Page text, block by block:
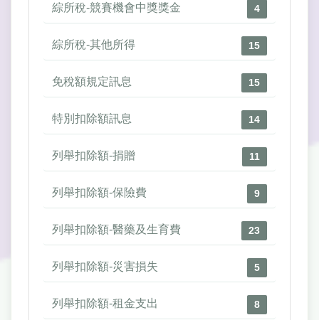
綜所稅-競賽機會中獎獎金 4
綜所稅-其他所得 15
免稅額規定訊息 15
特別扣除額訊息 14
列舉扣除額-捐贈 11
列舉扣除額-保險費 9
列舉扣除額-醫藥及生育費 23
列舉扣除額-災害損失 5
列舉扣除額-租金支出 8